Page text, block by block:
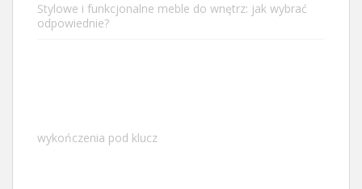
Stylowe i funkcjonalne meble do wnętrz: jak wybrać
odpowiednie?
wykończenia pod klucz